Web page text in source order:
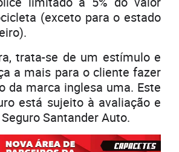
(exceto para o estado
trata-se de um estímulo e
a mais para o cliente fazer
da marca inglesa uma. Este
está sujeito à avaliação e
Santander Auto.